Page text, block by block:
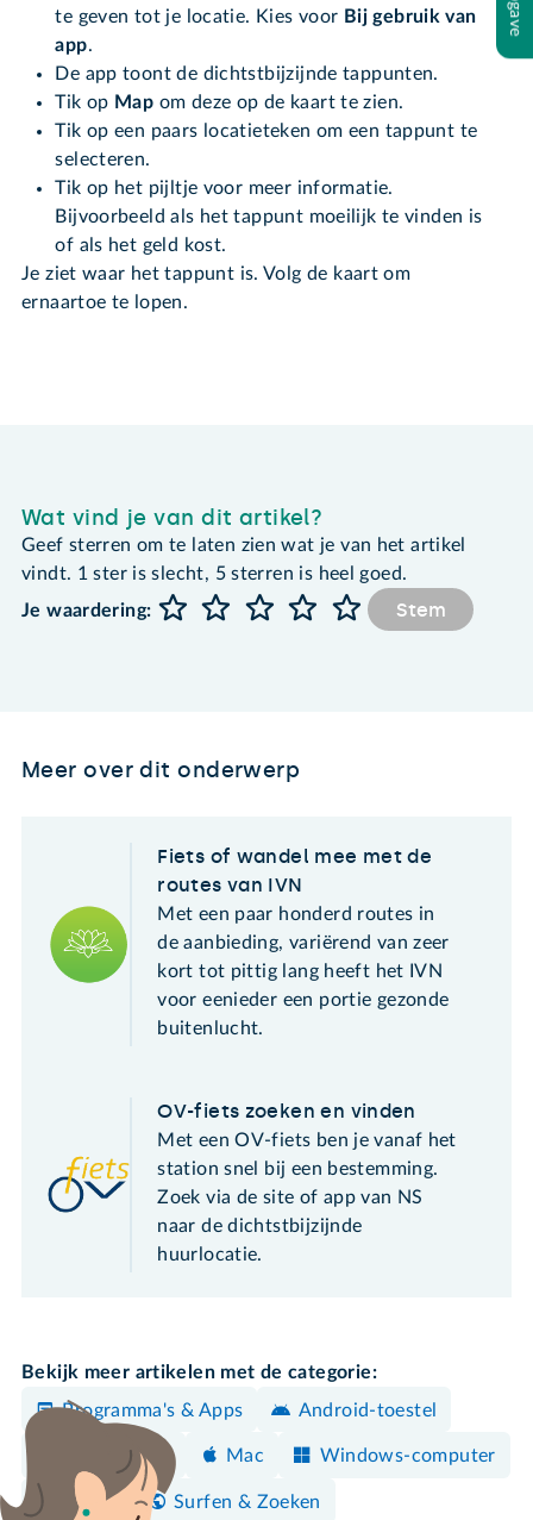
te geven tot je locatie. Kies voor Bij gebruik van
app.
De app toont de dichtstbijzijnde tappunten.
Tik op Map om deze op de kaart te zien.
Tik op een paars locatieteken om een tappunt te
selecteren.
Tik op het pijltje voor meer informatie.
Bijvoorbeeld als het tappunt moeilijk te vinden is
of als het geld kost.
Je ziet waar het tappunt is. Volg de kaart om
ernaartoe te lopen.
Wat vind je van dit artikel?
Geef sterren om te laten zien wat je van het artikel
vindt. 1 ster is slecht, 5 sterren is heel goed.
Je waardering:
Stem
Meer over dit onderwerp
Fiets of wandel mee met de
routes van IVN
Met een paar honderd routes in
de aanbieding, variërend van zeer
kort tot pittig lang heeft het IVN
voor eenieder een portie gezonde
buitenlucht.
OV-fiets zoeken en vinden
Met een OV-fiets ben je vanaf het
station snel bij een bestemming.
Zoek via de site of app van NS
naar de dichtstbijzijnde
huurlocatie.
Bekijk meer artikelen met de categorie:
Programma's & Apps
Android-toestel
iPhone/iPad Mac Windows-computer
Reizen Surfen & Zoeken